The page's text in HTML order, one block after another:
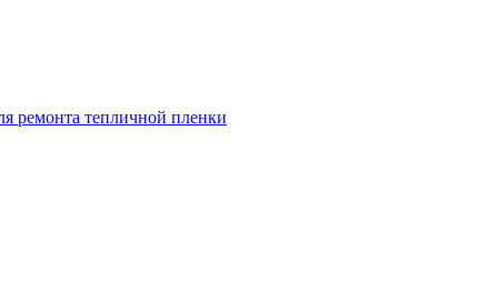
ремонта тепличной пленки